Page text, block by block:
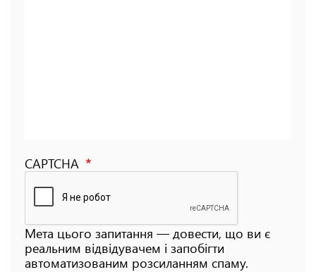
CAPTCHA
Мета цього запитання — довести, що ви є
реальним відвідувачем і запобігти
автоматизованим розсиланням спаму.